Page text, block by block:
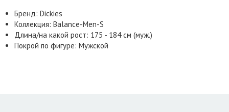
Бренд: Dickies
Коллекция: Balance-Men-S
Длина/на какой рост: 175 - 184 см (муж.)
Покрой по фигуре: Мужской